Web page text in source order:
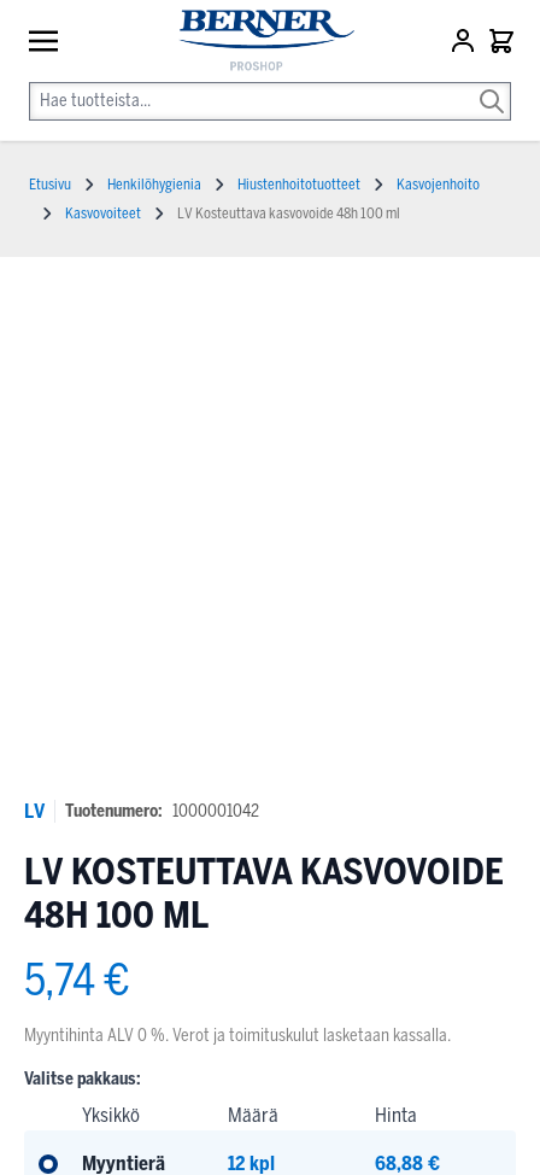
LV Tuotenumero: 1000001042
LV KOSTEUTTAVA KASVOVOIDE
48H 100 ML
5,74 €
Myyntihinta ALV 0 %. Verot ja toimituskulut lasketaan kassalla.
Valitse pakkaus:
Yksikkö Määrä Hinta
Myyntierä 12 kpl 68,88 €
Etusivu Henkilöhygienia Hiustenhoitotuotteet
Kasvojenhoito
Kasvovoiteet
LV Kosteuttava kasvovoide 48h 100 ml